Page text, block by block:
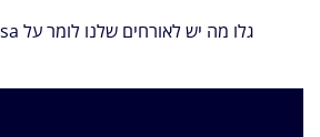
גלו מה יש לאורחים שלנו לומר על MSC Grandiosa